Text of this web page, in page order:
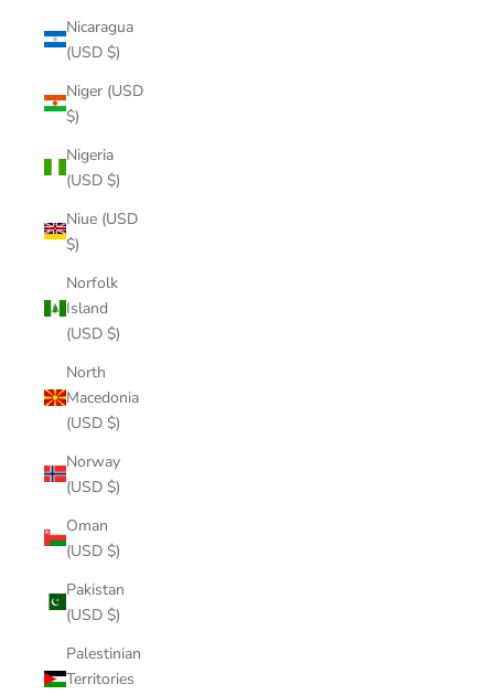
Nicaragua
(USD $)
Niger (USD
$)
Nigeria
(USD $)
Niue (USD
$)
Norfolk
Island
(USD $)
North
Macedonia
(USD $)
Norway
(USD $)
Oman
(USD $)
Pakistan
(USD $)
Palestinian
Territories